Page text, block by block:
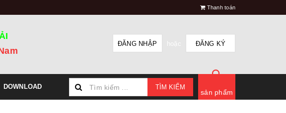
Thanh toán
ĐĂNG NHẬP hoặc ĐĂNG KÝ
DOWNLOAD TÌM KIẾM
sản phẩm